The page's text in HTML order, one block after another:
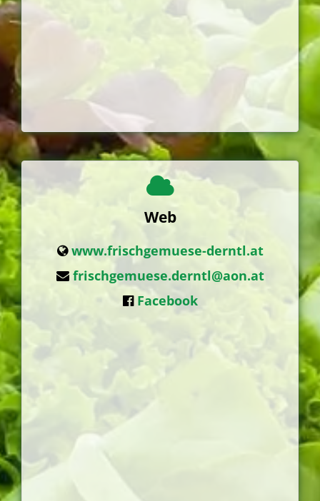
Web
www.frischgemuese-derntl.at
frischgemuese.derntl@aon.at
Facebook